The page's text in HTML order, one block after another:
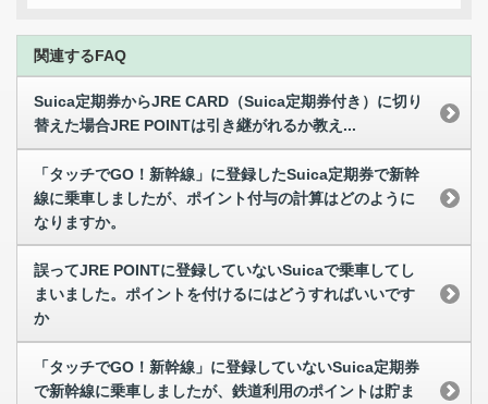
関連するFAQ
Suica定期券からJRE CARD（Suica定期券付き）に切り
替えた場合JRE POINTは引き継がれるか教え...
「タッチでGO！新幹線」に登録したSuica定期券で新幹
線に乗車しましたが、ポイント付与の計算はどのように
なりますか。
誤ってJRE POINTに登録していないSuicaで乗車してし
まいました。ポイントを付けるにはどうすればいいです
か
「タッチでGO！新幹線」に登録していないSuica定期券
で新幹線に乗車しましたが、鉄道利用のポイントは貯ま